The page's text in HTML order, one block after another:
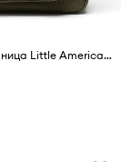
Herschel раница Little America™ Mid